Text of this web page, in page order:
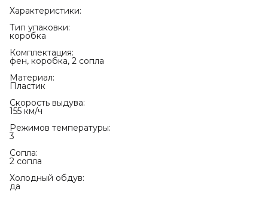
Характеристики:
Тип упаковки:
коробка
Комплектация:
фен, коробка, 2 сопла
Материал:
Пластик
Скорость выдува:
155 км/ч
Режимов температуры:
3
Сопла:
2 сопла
Холодный обдув:
да